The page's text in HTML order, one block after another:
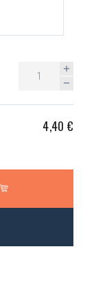
4,40 €